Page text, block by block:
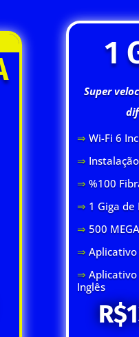
1
Super
⇒ Wi-Fi 6
⇒
⇒ %100
⇒ 1 Giga
⇒ 500
⇒
⇒
Inglês